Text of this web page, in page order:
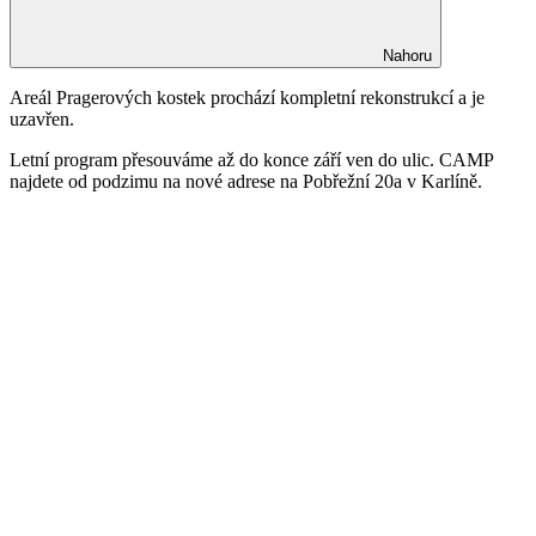
Nahoru
Areál Pragerových kostek prochází kompletní rekonstrukcí a je
uzavřen.
Letní program přesouváme až do konce září ven do ulic. CAMP
najdete od podzimu na nové adrese na Pobřežní 20a v Karlíně.